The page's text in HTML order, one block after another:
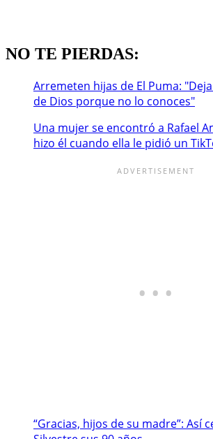
NO TE PIERDAS:
Arremeten hijas de El Puma:
de Dios porque no lo conoces"
Una mujer se encontró a Rafael
hizo él cuando ella le pidió un
“Gracias, hijos de su madre”: Así